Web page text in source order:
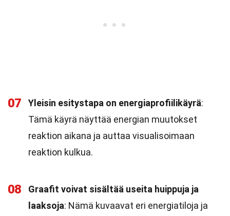
07 Yleisin esitystapa on energiaprofiilikäyrä:
Tämä käyrä näyttää energian muutokset
reaktion aikana ja auttaa visualisoimaan
reaktion kulkua.
08
Graafit voivat sisältää useita huippuja ja
laaksoja: Nämä kuvaavat eri energiatiloja ja